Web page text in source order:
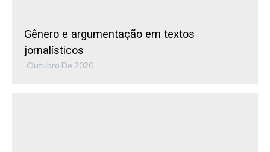
Gênero e argumentação em textos
jornalísticos
Outubro De 2020